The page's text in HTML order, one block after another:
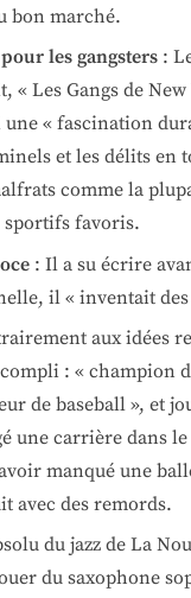
bon marché.
les gangsters :
« Les Gangs de
« fascination
et les délits en
comme la
sportifs favoris.
: Il a su écrire
il « inventait
aux idées
: « champion
de baseball », et
une carrière dans
manqué une
avec des remords.
du jazz de La
du saxophone